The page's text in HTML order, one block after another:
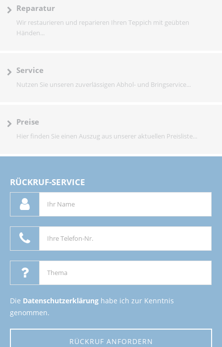
Reparatur
Wir restaurieren und reparieren Ihren Teppich mit geübten
Händen...
Service
Nutzen Sie unseren zuverlässigen Abhol- und Bringservice...
Preise
Hier finden Sie einen Auszug aus unserer aktuellen Preisliste...
RÜCKRUF-SERVICE
Die Datenschutzerklärung habe ich zur Kenntnis
genommen.
RÜCKRUF ANFORDERN